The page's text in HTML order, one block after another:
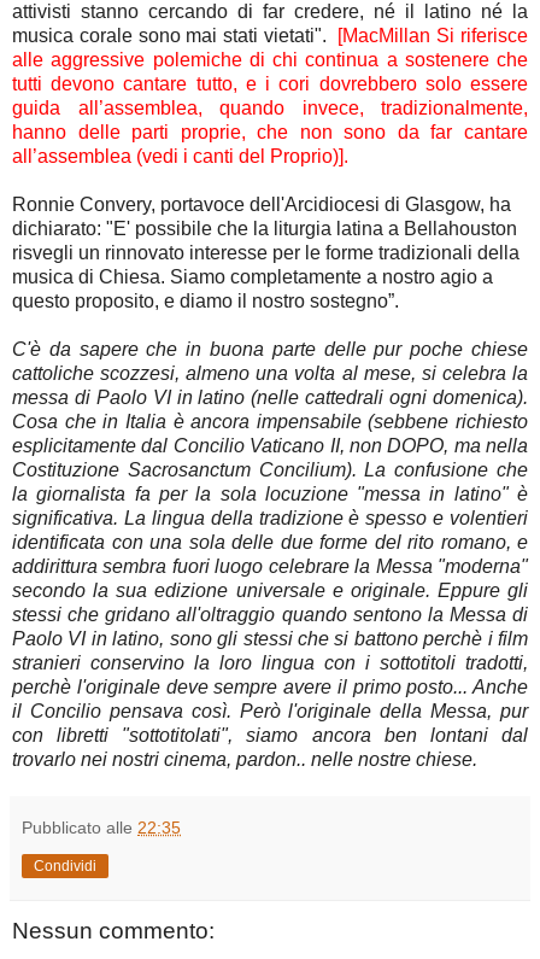
attivisti stanno cercando di far credere, né il latino né la
musica corale sono mai stati vietati". [MacMillan Si riferisce
alle aggressive polemiche di chi continua a sostenere che
tutti devono cantare tutto, e i cori dovrebbero solo essere
guida all’assemblea, quando invece, tradizionalmente,
hanno delle parti proprie, che non sono da far cantare
all’assemblea (vedi i canti del Proprio)].
Ronnie Convery, portavoce dell'Arcidiocesi di Glasgow, ha
dichiarato: "E' possibile che la liturgia latina a Bellahouston
risvegli un rinnovato interesse per le forme tradizionali della
musica di Chiesa. Siamo completamente a nostro agio a
questo proposito, e diamo il nostro sostegno”.
C'è da sapere che in buona parte delle pur poche chiese
cattoliche scozzesi, almeno una volta al mese, si celebra la
messa di Paolo VI in latino (nelle cattedrali ogni domenica).
Cosa che in Italia è ancora impensabile (sebbene richiesto
esplicitamente dal Concilio Vaticano II, non DOPO, ma nella
Costituzione Sacrosanctum Concilium). La confusione che
la giornalista fa per la sola locuzione "messa in latino" è
significativa. La lingua della tradizione è spesso e volentieri
identificata con una sola delle due forme del rito romano, e
addirittura sembra fuori luogo celebrare la Messa "moderna"
secondo la sua edizione universale e originale. Eppure gli
stessi che gridano all'oltraggio quando sentono la Messa di
Paolo VI in latino, sono gli stessi che si battono perchè i film
stranieri conservino la loro lingua con i sottotitoli tradotti,
perchè l'originale deve sempre avere il primo posto... Anche
il Concilio pensava così. Però l'originale della Messa, pur
con libretti "sottotitolati", siamo ancora ben lontani dal
trovarlo nei nostri cinema, pardon.. nelle nostre chiese.
Pubblicato alle 22:35
Condividi
Nessun commento: